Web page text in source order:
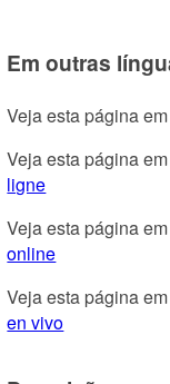
Em outras
Veja esta página
Veja esta página
ligne
Veja esta página
online
Veja esta página
en vivo